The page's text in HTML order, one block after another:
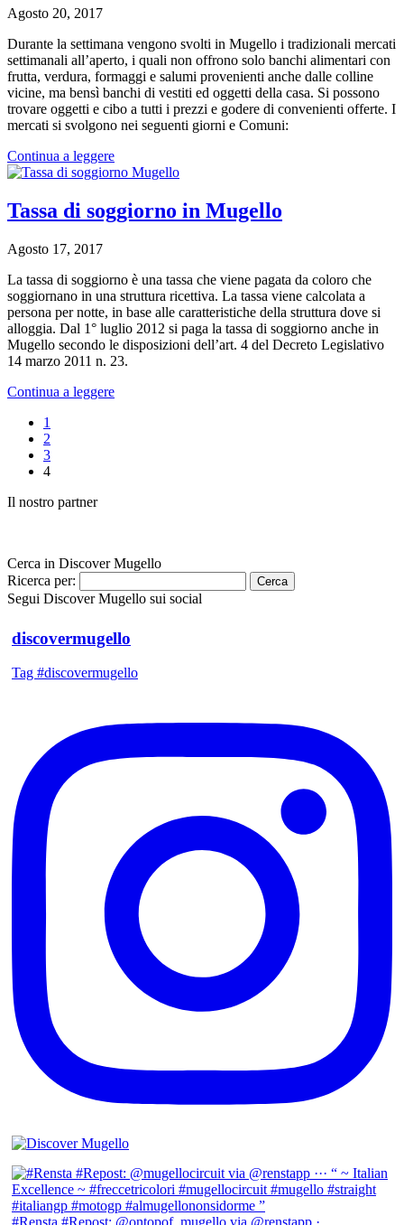
Agosto 20, 2017
Durante la settimana vengono svolti in Mugello i tradizionali mercati
settimanali all’aperto, i quali non offrono solo banchi alimentari con
frutta, verdura, formaggi e salumi provenienti anche dalle colline
vicine, ma bensì banchi di vestiti ed oggetti della casa. Si possono
trovare oggetti e cibo a tutti i prezzi e godere di convenienti offerte. I
mercati si svolgono nei seguenti giorni e Comuni:
Continua a leggere
Tassa di soggiorno in Mugello
Agosto 17, 2017
La tassa di soggiorno è una tassa che viene pagata da coloro che
soggiornano in una struttura ricettiva. La tassa viene calcolata a
persona per notte, in base alle caratteristiche della struttura dove si
alloggia. Dal 1° luglio 2012 si paga la tassa di soggiorno anche in
Mugello secondo le disposizioni dell’art. 4 del Decreto Legislativo
14 marzo 2011 n. 23.
Continua a leggere
1
2
3
4
Il nostro partner
Cerca in Discover Mugello
Ricerca per:
Segui Discover Mugello sui social
discovermugello
Tag #discovermugello
#Rensta #Repost: @ontopof_mugello via @renstapp ·